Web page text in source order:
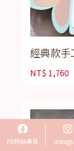
經典款手
NT$ 1,760
FB粉絲專頁